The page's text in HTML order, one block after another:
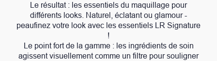
Le résultat : les essentiels du maquillage pour
différents looks. Naturel, éclatant ou glamour -
peaufinez votre look avec les essentiels LR Signature
!
Le point fort de la gamme : les ingrédients de soin
agissent visuellement comme un filtre pour souligner